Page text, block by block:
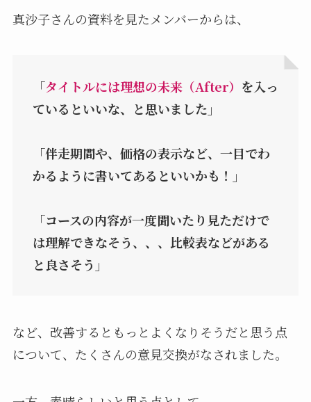
真沙子さんの資料を見たメンバーからは、
「タイトルには理想の未来（After） を入っ
ているといいな、と思いました」
「伴走期間や、価格の表示など、一目でわ
かるように書いてあるといいかも！」
「コースの内容が一度聞いたり見ただけで
は理解できなそう、、、比較表などがある
と良さそう」
など、改善するともっとよくなりそうだと思う点
について、たくさんの意見交換がなされました。